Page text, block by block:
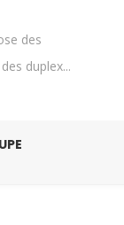
des
duplex...